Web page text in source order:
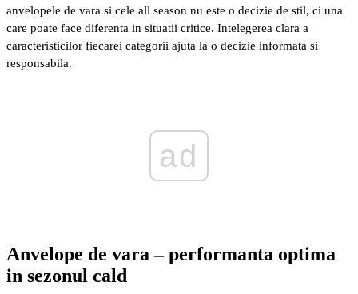
anvelopele de vara si cele all season nu este o decizie de stil, ci una
care poate face diferenta in situatii critice. Intelegerea clara a
caracteristicilor fiecarei categorii ajuta la o decizie informata si
responsabila.
ad
Anvelope de vara – performanta optima
in sezonul cald